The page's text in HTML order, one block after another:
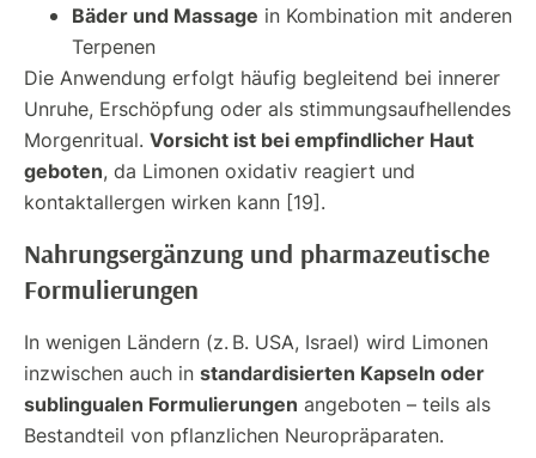
Bäder und Massage in Kombination mit anderen
Terpenen
Die Anwendung erfolgt häufig begleitend bei innerer
Unruhe, Erschöpfung oder als stimmungsaufhellendes
Morgenritual. Vorsicht ist bei empfindlicher Haut
geboten, da Limonen oxidativ reagiert und
kontaktallergen wirken kann [19].
Nahrungsergänzung und pharmazeutische
Formulierungen
In wenigen Ländern (z. B. USA, Israel) wird Limonen
inzwischen auch in standardisierten Kapseln oder
sublingualen Formulierungen angeboten – teils als
Bestandteil von pflanzlichen Neuropräparaten.